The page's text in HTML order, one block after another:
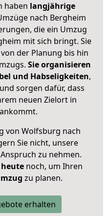
haben langjährige
nach Bergheim
die ein Umzug
mit sich bringt. Sie
der Planung bis hin
Sie organisieren
und Habseligkeiten,
sorgen dafür, dass
neuen Zielort in
von Wolfsburg nach
Sie nicht, unsere
zu nehmen.
noch, um Ihren
zu planen.
erhalten